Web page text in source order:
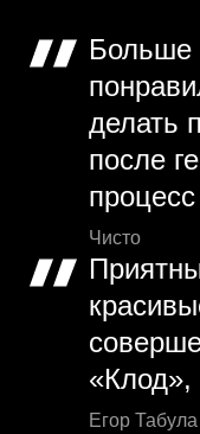
Больше
делать
после
Чисто
«Клод»,
Егор Табула